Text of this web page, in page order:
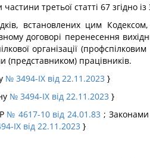
третьої статті 67 згідно
встановлених цим
договорі перенесення
організації (профспілковим
працівників.
№ 3494-IX від 22.11.2023 }
№ 3494-IX від 22.11.2023 }
№ 4617-10 від 24.01.83 ;
IX від 22.11.2023 }